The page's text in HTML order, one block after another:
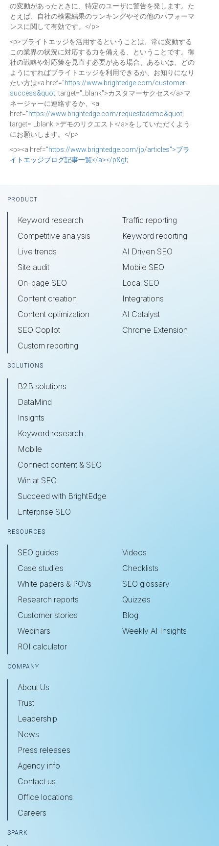
の変動があったときに、特定のユーザに警告を発します。た
とえば、自社の検索結果のランキングやその他のパフォーマ
ンスに関して有効です。</p>
<p>ブライトエッジを活用するということは、常に変動する
この業界の状況に対応する力を備える、ということです。御
社の戦略や対応策を見直す必要がある場合、あるいは、どの
ようにすればブライトエッジを利用できるか、お知りになり
たい方は<a href="https://www.brightedge.com/customer-
success&quot; target="_blank">カスタマーサクセス</a>マ
ネージャーに連絡するか、<a
href="https://www.brightedge.com/requestademo&quot;
target="_blank">デモのリクエスト</a>をしていただくよう
にお願いします。</p>
<p><a href="https://www.brightedge.com/jp/articles">ブラ
イトエッジブログ記事一覧</a></p&gt;
Footer
PRODUCT
Keyword research
Competitive analysis
Live trends
Site audit
On-page SEO
Content creation
Content optimization
SEO Copilot
Custom reporting
Traffic reporting
Keyword reporting
AI Driven SEO
Mobile SEO
Local SEO
Integrations
AI Catalyst
Chrome Extension
SOLUTIONS
B2B solutions
DataMind
Insights
Keyword research
Mobile
Connect content & SEO
Win at SEO
Succeed with BrightEdge
Enterprise SEO
RESOURCES
SEO guides
Case studies
White papers & POVs
Research reports
Customer stories
Webinars
ROI calculator
Videos
Checklists
SEO glossary
Quizzes
Blog
Weekly AI Insights
COMPANY
About Us
Trust
Leadership
News
Press releases
Agency info
Contact us
Office locations
Careers
SPARK